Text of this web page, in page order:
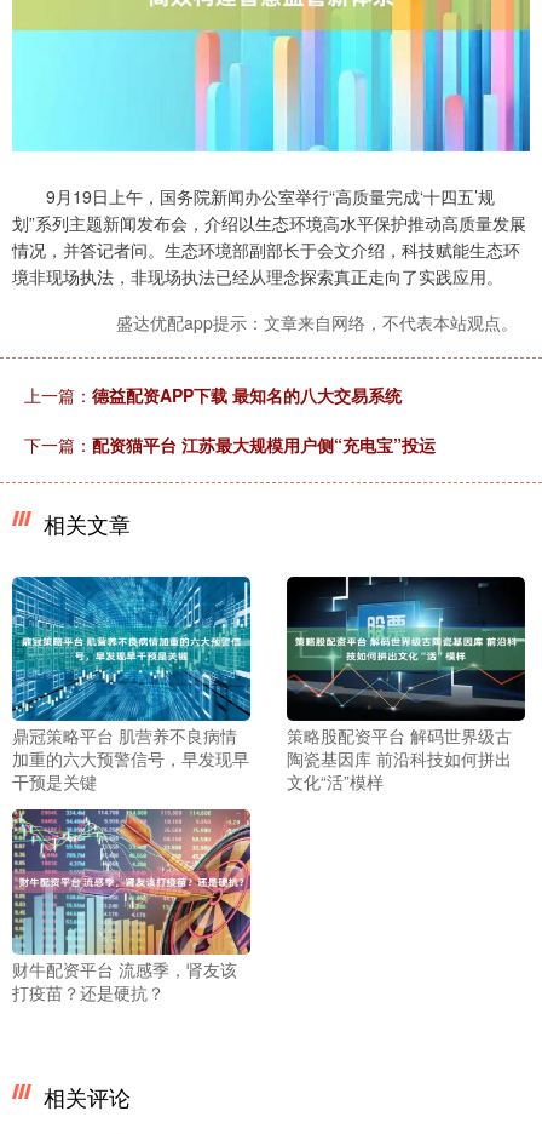
9月19日上午，国务院新闻办公室举行“高质量完成‘十四五’规
划”系列主题新闻发布会，介绍以生态环境高水平保护推动高质量发展
情况，并答记者问。生态环境部副部长于会文介绍，科技赋能生态环
境非现场执法，非现场执法已经从理念探索真正走向了实践应用。
盛达优配app提示：文章来自网络，不代表本站观点。
上一篇： 德益配资APP下载 最知名的八大交易系统
下一篇： 配资猫平台 江苏最大规模用户侧“充电宝”投运
相关文章
鼎冠策略平台 肌营养不良病情
加重的六大预警信号，早发现早
干预是关键
策略股配资平台 解码世界级古
陶瓷基因库 前沿科技如何拼出
文化“活”模样
财牛配资平台 流感季，肾友该
打疫苗？还是硬抗？
相关评论